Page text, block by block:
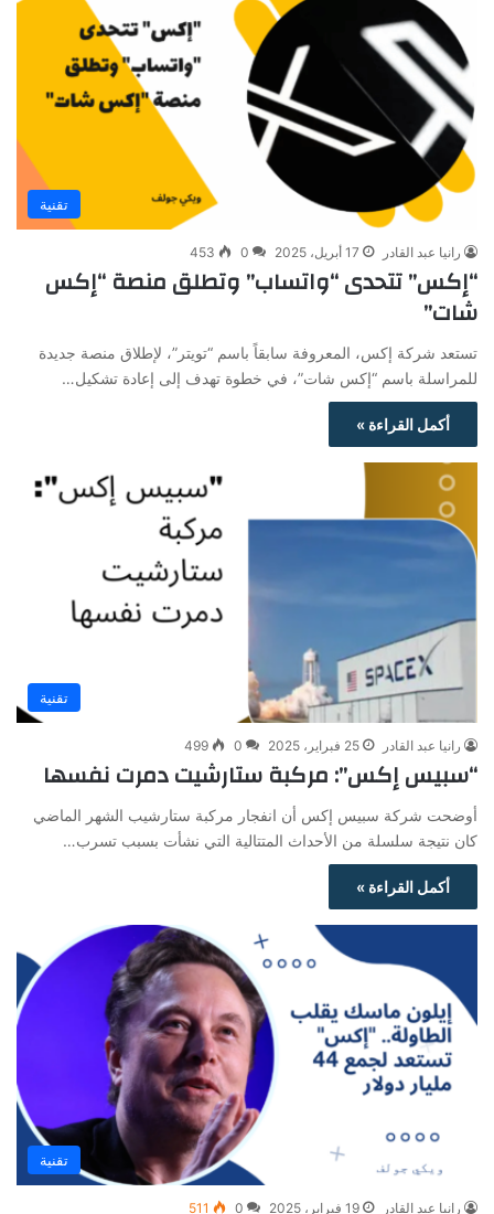
تقنية
رانيا عبد القادر 17 أبريل، 2025 0
453
“إكس” تتحدى “واتساب” وتطلق منصة “إكس
شات”
تستعد شركة إكس، المعروفة سابقاً باسم “تويتر”، لإطلاق منصة جديدة
للمراسلة باسم “إكس شات”، في خطوة تهدف إلى إعادة تشكيل…
أكمل القراءة »
تقنية
رانيا عبد القادر 25 فبراير، 2025 0
499
“سبيس إكس”: مركبة ستارشيت دمرت نفسها
أوضحت شركة سبيس إكس أن انفجار مركبة ستارشيب الشهر الماضي
كان نتيجة سلسلة من الأحداث المتتالية التي نشأت بسبب تسرب…
أكمل القراءة »
تقنية
رانيا عبد القادر 19 فبراير، 2025 0
511